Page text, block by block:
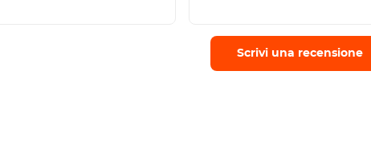
Scrivi una recensione